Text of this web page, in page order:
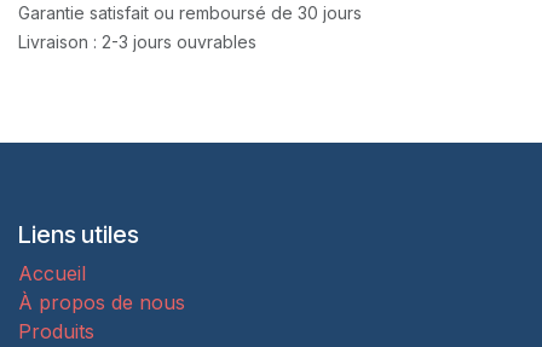
Garantie satisfait ou remboursé de 30 jours
Livraison : 2-3 jours ouvrables
Liens utiles
Accueil
À propos de nous
Produits